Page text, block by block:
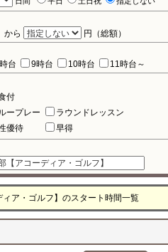
から
円（総額）
台 9時台 10時台
11時台～
付
ープレー
ラウンドレッスン
優待 早得
ア・ゴルフ】のスタート時間一覧